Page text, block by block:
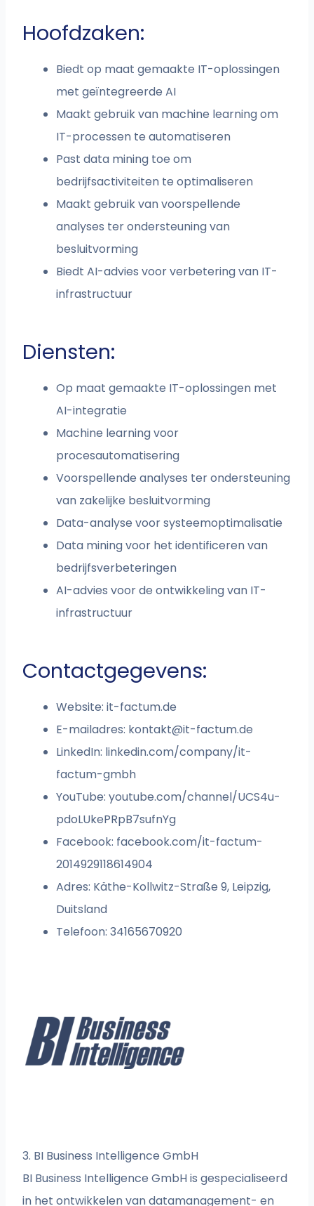
Hoofdzaken:
Biedt op maat gemaakte IT-oplossingen
met geïntegreerde AI
Maakt gebruik van machine learning om
IT-processen te automatiseren
Past data mining toe om
bedrijfsactiviteiten te optimaliseren
Maakt gebruik van voorspellende
analyses ter ondersteuning van
besluitvorming
Biedt AI-advies voor verbetering van IT-
infrastructuur
Diensten:
Op maat gemaakte IT-oplossingen met
AI-integratie
Machine learning voor
procesautomatisering
Voorspellende analyses ter ondersteuning
van zakelijke besluitvorming
Data-analyse voor systeemoptimalisatie
Data mining voor het identificeren van
bedrijfsverbeteringen
AI-advies voor de ontwikkeling van IT-
infrastructuur
Contactgegevens:
Website: it-factum.de
E-mailadres: kontakt@it-factum.de
LinkedIn: linkedin.com/company/it-
factum-gmbh
YouTube: youtube.com/channel/UCS4u-
pdoLUkePRpB7sufnYg
Facebook: facebook.com/it-factum-
2014929118614904
Adres: Käthe-Kollwitz-Straße 9, Leipzig,
Duitsland
Telefoon: 34165670920
3. BI Business Intelligence GmbH
BI Business Intelligence GmbH is gespecialiseerd
in het ontwikkelen van datamanagement- en